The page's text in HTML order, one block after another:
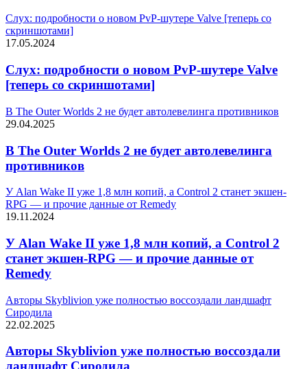
Слух: подробности о новом PvP-шутере Valve [теперь со
скриншотами]
17.05.2024
Слух: подробности о новом PvP-шутере Valve
[теперь со скриншотами]
В The Outer Worlds 2 не будет автолевелинга противников
29.04.2025
В The Outer Worlds 2 не будет автолевелинга
противников
У Alan Wake II уже 1,8 млн копий, а Control 2 станет экшен-
RPG — и прочие данные от Remedy
19.11.2024
У Alan Wake II уже 1,8 млн копий, а Control 2
станет экшен-RPG — и прочие данные от
Remedy
Авторы Skyblivion уже полностью воссоздали ландшафт
Сиродила
22.02.2025
Авторы Skyblivion уже полностью воссоздали